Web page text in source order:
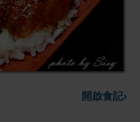
開啟食記›